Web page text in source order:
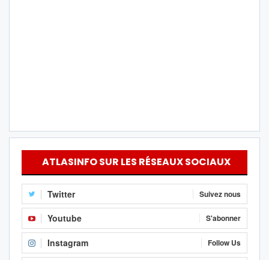
ATLASINFO SUR LES RÉSEAUX SOCIAUX
Twitter Suivez nous
Youtube S'abonner
Instagram Follow Us